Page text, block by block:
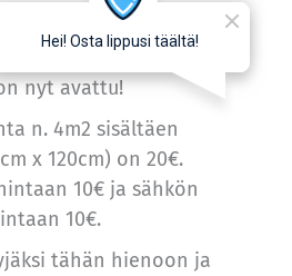
olennainen osa
nyt avattu!
n. 4m2 sisältäen
x 120cm) on 20€.
10€ ja sähkön
10€.
tähän hienoon ja